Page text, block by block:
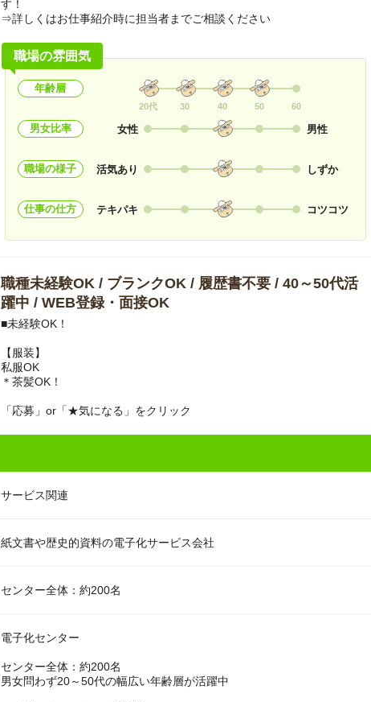
す！
⇒詳しくはお仕事紹介時に担当者までご相談ください
職場の雰囲気
年齢層
20代 30 40 50 60
男女比率 女性 男性
職場の様子 活気あり しずか
仕事の仕方 テキパキ コツコツ
職種未経験OK / ブランクOK / 履歴書不要 / 40～50代活
躍中 / WEB登録・面接OK
■未経験OK！
【服装】
私服OK
＊茶髪OK！
「応募」or「★気になる」をクリック
サービス関連
紙文書や歴史的資料の電子化サービス会社
センター全体：約200名
電子化センター
センター全体：約200名
男女問わず20～50代の幅広い年齢層が活躍中